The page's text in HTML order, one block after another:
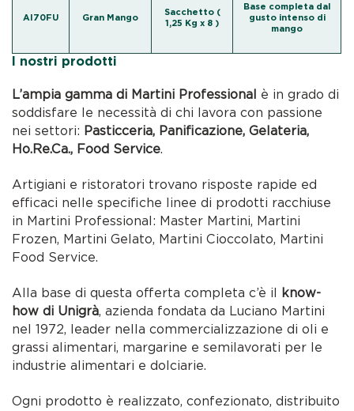
AI70FU Gran Mango
Sacchetto (
1,25 Kg x 8 )
Base completa dal
gusto intenso di
mango
I nostri prodotti
L’ampia gamma di Martini Professional è in grado di
soddisfare le necessità di chi lavora con passione
nei settori: Pasticceria, Panificazione, Gelateria,
Ho.Re.Ca., Food Service.
Artigiani e ristoratori trovano risposte rapide ed
efficaci nelle specifiche linee di prodotti racchiuse
in Martini Professional: Master Martini, Martini
Frozen, Martini Gelato, Martini Cioccolato, Martini
Food Service.
Alla base di questa offerta completa c’è il know-
how di Unigrà, azienda fondata da Luciano Martini
nel 1972, leader nella commercializzazione di oli e
grassi alimentari, margarine e semilavorati per le
industrie alimentari e dolciarie.
Ogni prodotto è realizzato, confezionato, distribuito